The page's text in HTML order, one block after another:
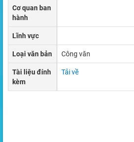
Cơ quan ban
hành
Lĩnh vực
Loại văn bản Công văn
Tài liệu đính
kèm
Tải về